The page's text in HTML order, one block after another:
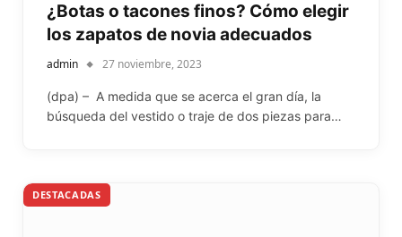
¿Botas o tacones finos? Cómo elegir
los zapatos de novia adecuados
admin 27 noviembre, 2023
(dpa) – A medida que se acerca el gran día, la
búsqueda del vestido o traje de dos piezas para…
DESTACADAS